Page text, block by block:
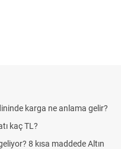
karga ne anlama gelir?
TL?
8 kısa maddede Altın